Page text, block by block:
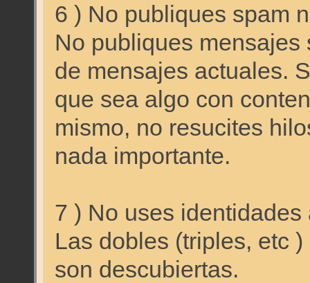
6 ) No publiques spam
No publiques
de mensajes actuales.
que sea algo con
mismo, no resucites
nada importante.
7 ) No uses identidades
Las dobles (triples, etc
son descubiertas.